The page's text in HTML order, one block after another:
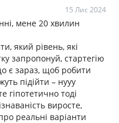
15 Лис 2024
мене 20 хвилин
який рівень, які
запропонуй, стартегію
є зараз, щоб робити
підійти – нууу
гіпотетично тоді
виросте,
реальні варіанти